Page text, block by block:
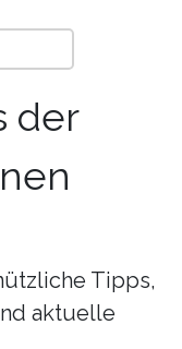
der
Tipps,
aktuelle